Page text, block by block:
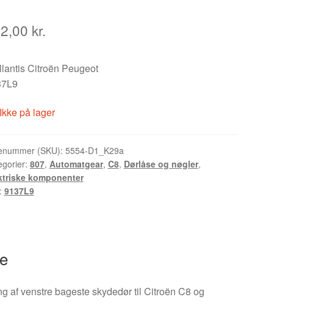
kr.
Citroën Peugeot
Ikke på lager
(SKU): 5554-D1_K29a
807, Automatgear, C8, Dørlåse og nøgler,
komponenter
9137L9
af venstre bageste skydedør til Citroën C8 og